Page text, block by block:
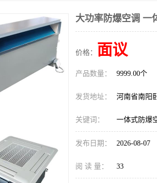
大功率防爆空调 一
价格： 面议
产品数量： 9999.00个
发货地址： 河南省南阳
关键词： 一体式防爆
发布日期： 2026-08-07
阅 读 量： 33